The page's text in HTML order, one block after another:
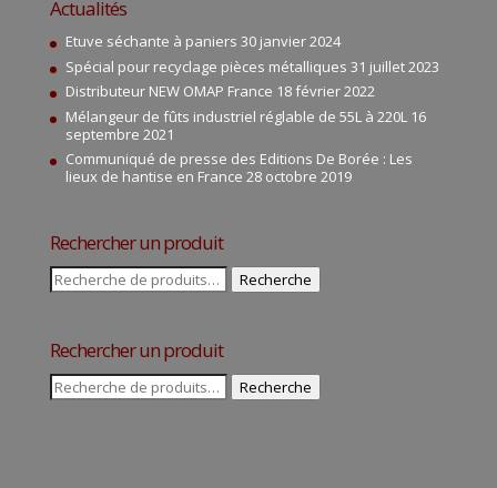
Actualités
Etuve séchante à paniers 30 janvier 2024
Spécial pour recyclage pièces métalliques 31 juillet 2023
Distributeur NEW OMAP France 18 février 2022
Mélangeur de fûts industriel réglable de 55L à 220L 16
septembre 2021
Communiqué de presse des Editions De Borée : Les
lieux de hantise en France 28 octobre 2019
Rechercher un produit
Recherche
pour :
Recherche
Rechercher un produit
Recherche
pour :
Recherche